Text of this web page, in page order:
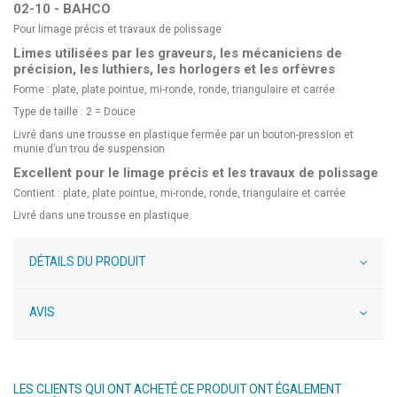
02-10 - BAHCO
Pour limage précis et travaux de polissage
Limes utilisées par les graveurs, les mécaniciens de
précision, les luthiers, les horlogers et les orfèvres
Forme : plate, plate pointue, mi-ronde, ronde, triangulaire et carrée
Type de taille : 2 = Douce
Livré dans une trousse en plastique fermée par un bouton-pression et
munie d’un trou de suspension
Excellent pour le limage précis et les travaux de polissage
Contient : plate, plate pointue, mi-ronde, ronde, triangulaire et carrée
Livré dans une trousse en plastique
DÉTAILS DU PRODUIT
AVIS
LES CLIENTS QUI ONT ACHETÉ CE PRODUIT ONT ÉGALEMENT